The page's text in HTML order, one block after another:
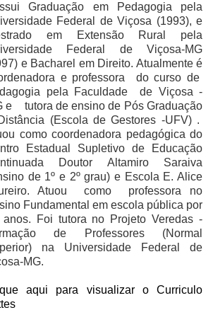
Graduação em Pedagogia pela
Federal de Viçosa (1993), e
em Extensão Rural pela
Federal de Viçosa-MG
e Bacharel em Direito. Atualmente é
e professora do curso de
pela Faculdade de Viçosa -
e tutora de ensino de Pós Graduação
(Escola de Gestores -UFV) .
como coordenadora pedagógica do
Estadual Supletivo de Educação
Doutor Altamiro Saraiva
de 1º e 2º grau) e Escola E. Alice
Atuou como professora no
Fundamental em escola pública por
anos. Foi tutora no Projeto Veredas -
de Professores (Normal
na Universidade Federal de
MG.
aqui para visualizar o Curriculo